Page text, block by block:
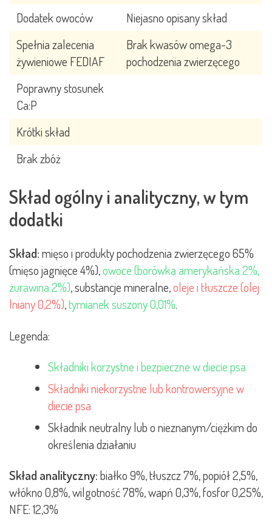
Dodatek owoców
Niejasno opisany skład
Spełnia zalecenia
żywieniowe FEDIAF
Brak kwasów omega-3
pochodzenia zwierzęcego
Poprawny stosunek
Ca:P
Krótki skład
Brak zbóż
Skład ogólny i analityczny, w tym
dodatki
Skład:mięso i produkty pochodzenia zwierzęcego 65%
(mięso jagnięce 4%),owoce (borówka amerykańska 2%,
żurawina 2%), substancje mineralne,oleje i tłuszcze (olej
lniany 0,2%),tymianek suszony 0,01%.
Legenda:
Składniki korzystne i bezpieczne w diecie psa
Składniki niekorzystne lub kontrowersyjne w
diecie psa
Składnik neutralny lub o nieznanym/ciężkim do
określenia działaniu
Skład analityczny:białko 9%, tłuszcz 7%, popiół 2,5%,
włókno 0,8%, wilgotność 78%, wapń 0,3%, fosfor 0,25%,
NFE: 12,3%